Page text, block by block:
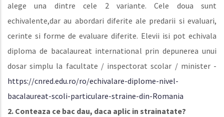
alege una dintre cele 2 variante. Cele doua sunt
echivalente,dar au abordari diferite ale predarii si evaluari,
cerinte si forme de evaluare diferite. Elevii isi pot echivala
diploma de bacalaureat international prin depunerea unui
dosar simplu la facultate / inspectorat scolar / minister -
https://cnred.edu.ro/ro/echivalare-diplome-nivel-
bacalaureat-scoli-particulare-straine-din-Romania
2. Conteaza ce bac dau, daca aplic in strainatate?